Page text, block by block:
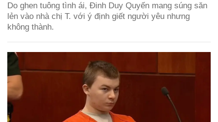
Do ghen tuông tình ái, Đinh Duy Quyến mang súng săn
lẻn vào nhà chị T. với ý định giết người yêu nhưng
không thành.